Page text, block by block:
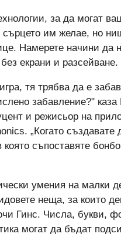
за да могат
сърцето им желае, но
Намерете начини да
екрани и разсейване.
тя трябва да е
забавление?" каза
и режисьор на
„Когато
съпоставяте
умения на малки
неща, за които
Гинс. Числа, букви,
могат да бъдат